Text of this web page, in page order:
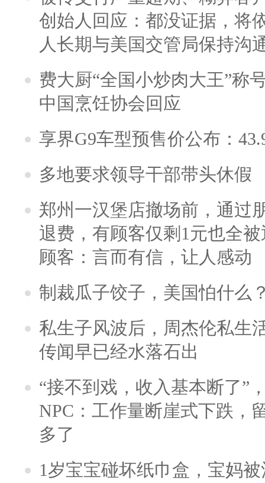
创始人回应：都没证据，将
人长期与美国交管局保持沟
费大厨“全国小炒肉大王”称
中国烹饪协会回应
享界G9车型预售价公布：
多地要求领导干部带头休假
郑州一汉堡店撤场前，通过
退费，有顾客仅剩1元也全
顾客：言而有信，让人感动
制裁瓜子饺子，美国怕什么
私生子风波后，周杰伦私生
传闻早已经水落石出
“接不到戏，收入基本断了”
NPC：工作量断崖式下跌，
多了
1岁宝宝碰坏纸巾盒，宝妈